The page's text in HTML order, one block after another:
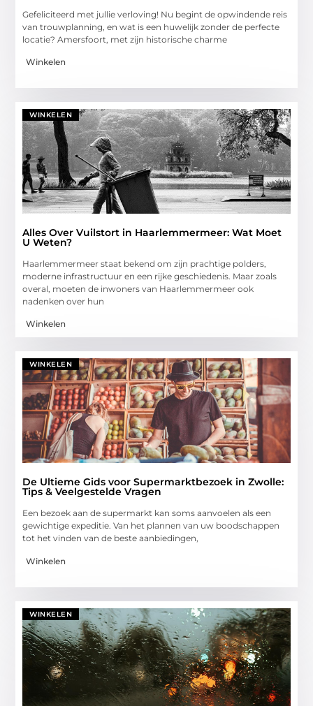
Gefeliciteerd met jullie verloving! Nu begint de opwindende reis
van trouwplanning, en wat is een huwelijk zonder de perfecte
locatie? Amersfoort, met zijn historische charme
Winkelen
WINKELEN
Alles Over Vuilstort in Haarlemmermeer: Wat Moet
U Weten?
Haarlemmermeer staat bekend om zijn prachtige polders,
moderne infrastructuur en een rijke geschiedenis. Maar zoals
overal, moeten de inwoners van Haarlemmermeer ook
nadenken over hun
Winkelen
WINKELEN
De Ultieme Gids voor Supermarktbezoek in Zwolle:
Tips & Veelgestelde Vragen
Een bezoek aan de supermarkt kan soms aanvoelen als een
gewichtige expeditie. Van het plannen van uw boodschappen
tot het vinden van de beste aanbiedingen,
Winkelen
WINKELEN